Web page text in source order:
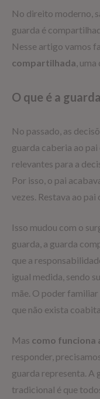
No direito moderno,
guarda é
Nesse artigo vamos
compartilhada ,
O que é a
No passado, as
guarda caberia ao pai
relevantes para a
Por isso, o pai
vezes. Restava ao
Isso mudou com o
guarda, a guarda
que a
igual medida, sendo
mãe. O poder
que não exista
Mas como funciona
responder,
guarda representa. A
tradicional é que